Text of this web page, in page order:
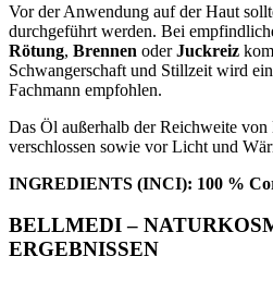
Vor der Anwendung auf der Haut
durchgeführt werden. Bei
Rötung, Brennen oderJuckreiz
Schwangerschaft und Stillzeit wird
Fachmann empfohlen.
Das Öl außerhalb der Reichweite
verschlossen sowie vor Licht und
INGREDIENTS (INCI): 100 %
BELLMEDI –
ERGEBNISSEN